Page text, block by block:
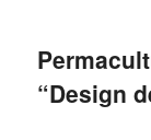
“Design